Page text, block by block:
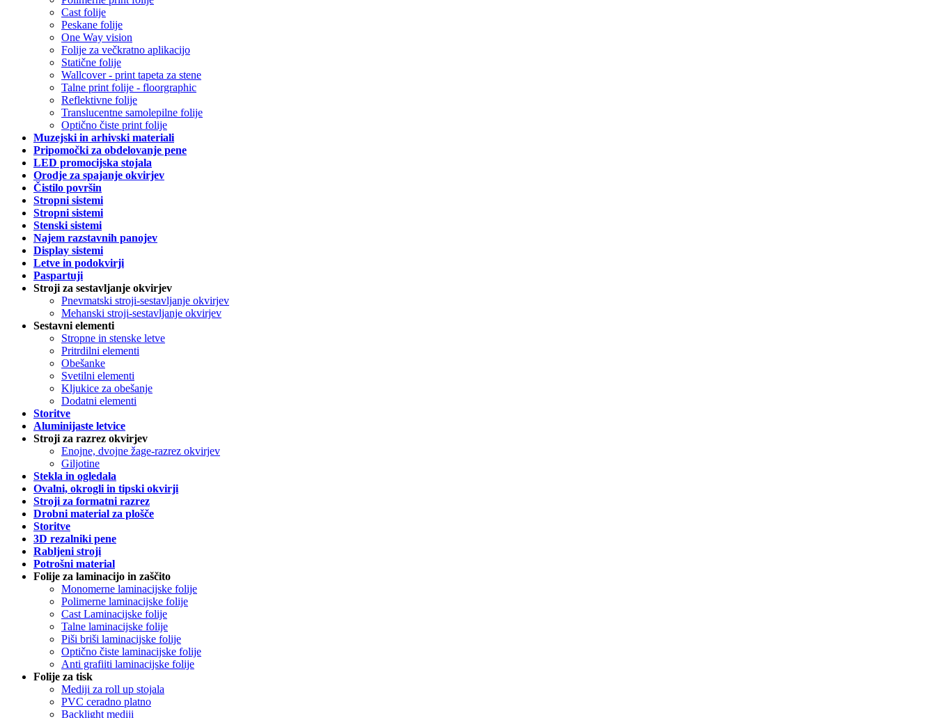
Cast folije
Peskane folije
One Way vision
Folije za večkratno aplikacijo
Statične folije
Wallcover - print tapeta za stene
Talne print folije - floorgraphic
Reflektivne folije
Translucentne samolepilne folije
Optično čiste print folije
Muzejski in arhivski materiali
Pripomočki za obdelovanje pene
LED promocijska stojala
Orodje za spajanje okvirjev
Čistilo površin
Stropni sistemi
Stropni sistemi
Stenski sistemi
Najem razstavnih panojev
Display sistemi
Letve in podokvirji
Paspartuji
Stroji za sestavljanje okvirjev
Pnevmatski stroji-sestavljanje okvirjev
Mehanski stroji-sestavljanje okvirjev
Sestavni elementi
Stropne in stenske letve
Pritrdilni elementi
Obešanke
Svetilni elementi
Kljukice za obešanje
Dodatni elementi
Storitve
Aluminijaste letvice
Stroji za razrez okvirjev
Enojne, dvojne žage-razrez okvirjev
Giljotine
Stekla in ogledala
Ovalni, okrogli in tipski okvirji
Stroji za formatni razrez
Drobni material za plošče
Storitve
3D rezalniki pene
Rabljeni stroji
Potrošni material
Folije za laminacijo in zaščito
Monomerne laminacijske folije
Polimerne laminacijske folije
Cast Laminacijske folije
Talne laminacijske folije
Piši briši laminacijske folije
Optično čiste laminacijske folije
Anti grafiiti laminacijske folije
Folije za tisk
Mediji za roll up stojala
PVC ceradno platno
Backlight mediji